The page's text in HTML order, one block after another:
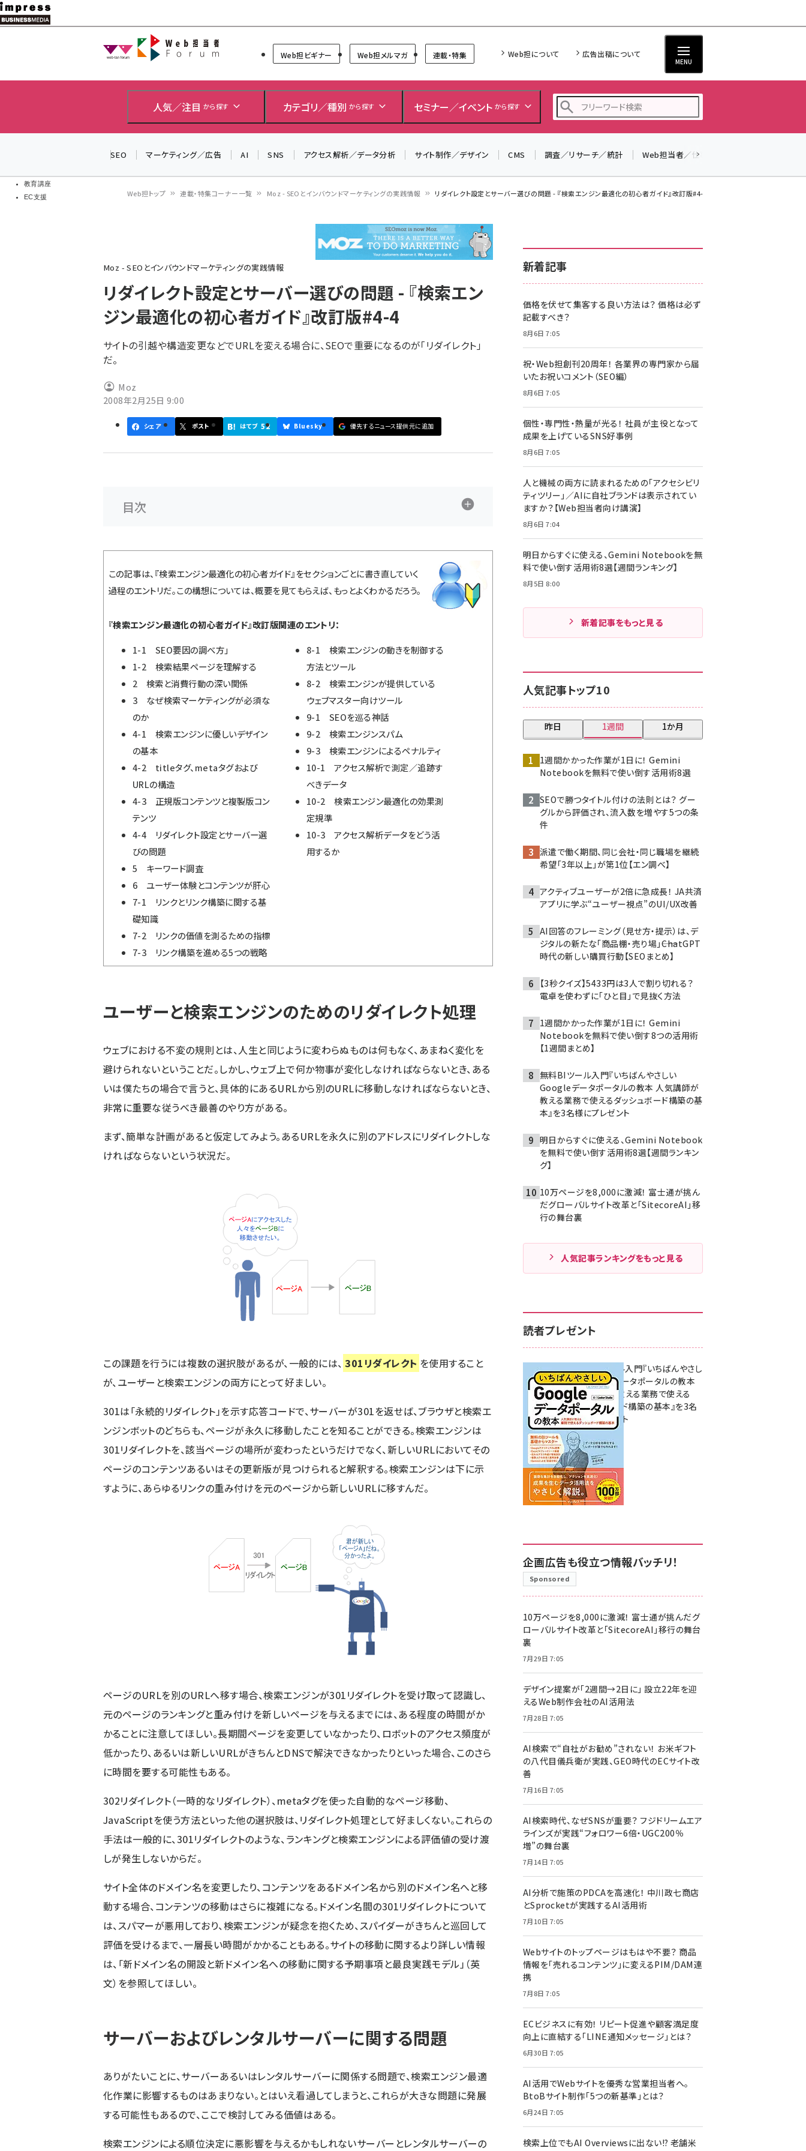
メ
イ
教育講座
EC支援
Web担当者Forum
Web担ビギナー Web担メルマガ 連載・特集 Web担について 広告出稿について
MENU
人気／注目 から探す カテゴリ／種別 から探す セミナー／イベント から探す
ai (2804)
z世代 (1622)
meo (1275)
SEO マーケティング／広告 AI SNS アクセス解析／データ分析 サイト制作／デザイン CMS 調査／リサーチ／統計 Web担当者／仕事
く
ず
Web担トップ 連載・特集コーナー一覧 Moz - SEOとインバウンドマーケティングの実践情報 リダイレクト設定とサーバー選びの問題 - 『検索エンジン最適化の初心者ガイド』改訂版#4-4
Moz - SEOとインバウンドマーケティングの実践情報
リダイレクト設定とサーバー選びの問題 - 『検索エン
ジン最適化の初心者ガイド』改訂版#4-4
サイトの引越や構造変更などでURLを変える場合に、SEOで重要になるのが「リダイレクト」
だ。
Moz
2008年2月25日 9:00
シェア ポスト はてブ 52 Bluesky 優先するニュース提供元に追加
目次
この記事は、『検索エンジン最適化の初心者ガイド』をセクションごとに書き直していく
過程のエントリだ。この構想については、概要を見てもらえば、もっとよくわかるだろう。
『検索エンジン最適化の初心者ガイド』改訂版関連のエントリ：
1-1 SEO要因の調べ方」
1-2 検索結果ページを理解する
2 検索と消費行動の深い関係
3 なぜ検索マーケティングが必須な
のか
4-1 検索エンジンに優しいデザイン
の基本
4-2 titleタグ、metaタグおよび
URLの構造
4-3 正規版コンテンツと複製版コン
テンツ
4-4 リダイレクト設定とサーバー選
びの問題
5 キーワード調査
6 ユーザー体験とコンテンツが肝心
7-1 リンクとリンク構築に関する基
礎知識
7-2 リンクの価値を測るための指標
7-3 リンク構築を進める5つの戦略
8-1 検索エンジンの動きを制御する
方法とツール
8-2 検索エンジンが提供している
ウェブマスター向けツール
9-1 SEOを巡る神話
9-2 検索エンジンスパム
9-3 検索エンジンによるペナルティ
10-1 アクセス解析で測定／追跡す
べきデータ
10-2 検索エンジン最適化の効果測
定規準
10-3 アクセス解析データをどう活
用するか
ユーザーと検索エンジンのためのリダイレクト処理
ウェブにおける不変の規則とは、人生と同じように変わらぬものは何もなく、あまねく変化を
避けられないということだ。しかし、ウェブ上で何か物事が変化しなければならないとき、ある
いは僕たちの場合で言うと、具体的にあるURLから別のURLに移動しなければならないとき、
非常に重要な従うべき最善のやり方がある。
まず、簡単な計画があると仮定してみよう。あるURLを永久に別のアドレスにリダイレクトしな
ければならないという状況だ。
この課題を行うには複数の選択肢があるが、一般的には、 301リダイレクト を使用すること
が、ユーザーと検索エンジンの両方にとって好ましい。
301は「永続的リダイレクト」を示す応答コードで、サーバーが301を返せば、ブラウザと検索エ
ンジンボットのどちらも、ページが永久に移動したことを知ることができる。検索エンジンは
301リダイレクトを、該当ページの場所が変わったというだけでなく、新しいURLにおいてその
ページのコンテンツあるいはその更新版が見つけられると解釈する。検索エンジンは下に示
すように、あらゆるリンクの重み付けを元のページから新しいURLに移すんだ。
ページのURLを別のURLへ移す場合、検索エンジンが301リダイレクトを受け取って認識し、
元のページのランキングと重み付けを新しいページを与えるまでには、ある程度の時間がか
かることに注意してほしい。長期間ページを変更していなかったり、ロボットのアクセス頻度が
低かったり、あるいは新しいURLがきちんとDNSで解決できなかったりといった場合、このさら
に時間を要する可能性もある。
302リダイレクト（一時的なリダイレクト）、metaタグを使った自動的なページ移動、
JavaScriptを使う方法といった他の選択肢は、リダイレクト処理として好ましくない。これらの
手法は一般的に、301リダイレクトのような、ランキングと検索エンジンによる評価値の受け渡
しが発生しないからだ。
サイト全体のドメイン名を変更したり、コンテンツをあるドメイン名から別のドメイン名へと移
動する場合、コンテンツの移動はさらに複雑になる。ドメイン名間の301リダイレクトについて
は、スパマーが悪用しており、検索エンジンが疑念を抱くため、スパイダーがきちんと巡回して
評価を受けるまで、一層長い時間がかかることもある。サイトの移動に関するより詳しい情報
は、「新ドメイン名の開設と新ドメイン名への移動に関する予期事項と最良実践モデル」（英
文）を参照してほしい。
サーバーおよびレンタルサーバーに関する問題
ありがたいことに、サーバーあるいはレンタルサーバーに関係する問題で、検索エンジン最適
化作業に影響するものはあまりない。とはいえ看過してしまうと、これらが大きな問題に発展
する可能性もあるので、ここで検討してみる価値はある。
検索エンジンによる順位決定に悪影響を与えるかもしれないサーバーとレンタルサーバーの
新着記事
価格を伏せて集客する良い方法は？ 価格は必ず
記載すべき？
8月6日 7:05
祝・Web担創刊20周年！ 各業界の専門家から届
いたお祝いコメント（SEO編）
8月6日 7:05
個性・専門性・熱量が光る！ 社員が主役となって
成果を上げているSNS好事例
8月6日 7:05
人と機械の両方に読まれるための「アクセシビリ
ティツリー」／AIに自社ブランドは表示されてい
ますか？【Web担当者向け講演】
8月6日 7:04
明日からすぐに使える、Gemini Notebookを無
料で使い倒す活用術8選【週間ランキング】
8月5日 8:00
新着記事をもっと見る
人気記事トップ10
昨日 1週間 1か月
1週間かかった作業が1日に！ Gemini
Notebookを無料で使い倒す活用術8選
SEOで勝つタイトル付けの法則とは？ グー
グルから評価され、流入数を増やす5つの条
件
派遣で働く期間、同じ会社・同じ職場を継続
希望「3年以上」が第1位【エン調べ】
アクティブユーザーが2倍に急成長！ JA共済
アプリに学ぶ“ユーザー視点”のUI/UX改善
AI回答のフレーミング（見せ方・提示）は、デ
ジタルの新たな「商品棚・売り場」――ChatGPT
時代の新しい購買行動【SEOまとめ】
【3秒クイズ】5433円は3人で割り切れる？
電卓を使わずに「ひと目」で見抜く方法
1週間かかった作業が1日に！ Gemini
Notebookを無料で使い倒す8つの活用術
【1週間まとめ】
無料BIツール入門『いちばんやさしい
Googleデータポータルの教本 人気講師が
教える業務で使えるダッシュボード構築の基
本』を3名様にプレゼント
明日からすぐに使える、Gemini Notebook
を無料で使い倒す活用術8選【週間ランキン
グ】
10万ページを8,000に激減！ 富士通が挑ん
だグローバルサイト改革と「SitecoreAI」移
行の舞台裏
人気記事ランキングをもっと見る
読者プレゼント
無料BIツール入門『いちばんやさし
いGoogleデータポータルの教本
人気講師が教える業務で使える
ダッシュボード構築の基本』を3名
様にプレゼント
7月31日 10:00
企画広告も役立つ情報バッチリ！
Sponsored
10万ページを8,000に激減！ 富士通が挑んだグ
ローバルサイト改革と「SitecoreAI」移行の舞台
裏
7月29日 7:05
デザイン提案が「2週間→2日に」 設立22年を迎
えるWeb制作会社のAI活用法
7月28日 7:05
AI検索で“自社がお勧め”されない！ お米ギフト
の八代目儀兵衛が実践、GEO時代のECサイト改
善
7月16日 7:05
AI検索時代、なぜSNSが重要？ フジドリームエア
ラインズが実践“フォロワー6倍・UGC200％
増”の舞台裏
7月14日 7:05
AI分析で施策のPDCAを高速化！ 中川政七商店
とSprocketが実践するAI活用術
7月10日 7:05
Webサイトのトップページはもはや不要？ 商品
情報を「売れるコンテンツ」に変えるPIM/DAM連
携
7月8日 7:05
ECビジネスに有効！ リピート促進や顧客満足度
向上に直結する「LINE通知メッセージ」とは？
6月30日 7:05
AI活用でWebサイトを優秀な営業担当者へ。
BtoBサイト制作「5つの新基準」とは？
6月24日 7:05
検索上位でもAI Overviewsに出ない!? 老舗米